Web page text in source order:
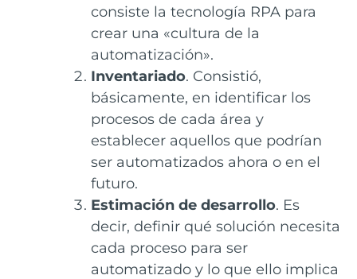
consiste la tecnología RPA para
crear una «cultura de la
automatización».
Inventariado. Consistió,
básicamente, en identificar los
procesos de cada área y
establecer aquellos que podrían
ser automatizados ahora o en el
futuro.
Estimación de desarrollo. Es
decir, definir qué solución necesita
cada proceso para ser
automatizado y lo que ello implica